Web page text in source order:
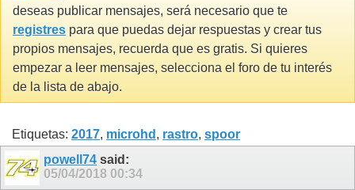
deseas publicar mensajes, será necesario que te
registres para que puedas dejar respuestas y crear tus
propios mensajes, recuerda que es gratis. Si quieres
empezar a leer mensajes, selecciona el foro de tu interés
de la lista de abajo.
Etiquetas: 2017, microhd , rastro, spoor
powell74 said:
05/04/2018 00:34